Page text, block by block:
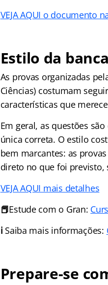
VEJA AQUI o documento
Estilo da
As provas organizadas
Ciências) costumam
características que
Em geral, as questões
única correta. O estilo
bem marcantes: as
direto no que foi
VEJA AQUI mais detalhes
📕Estude com o Gran:
ℹ️ Saiba mais informações:
Prepare-se